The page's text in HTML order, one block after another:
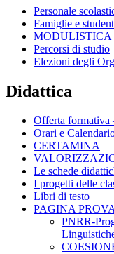
Personale
Famiglie e
MODULISTICA
Percorsi di studio
Elezioni degli
Didattica
Offerta formativa
Orari e
CERTAMINA
Le schede
I progetti delle
Libri di testo
PAGINA
PNRR-